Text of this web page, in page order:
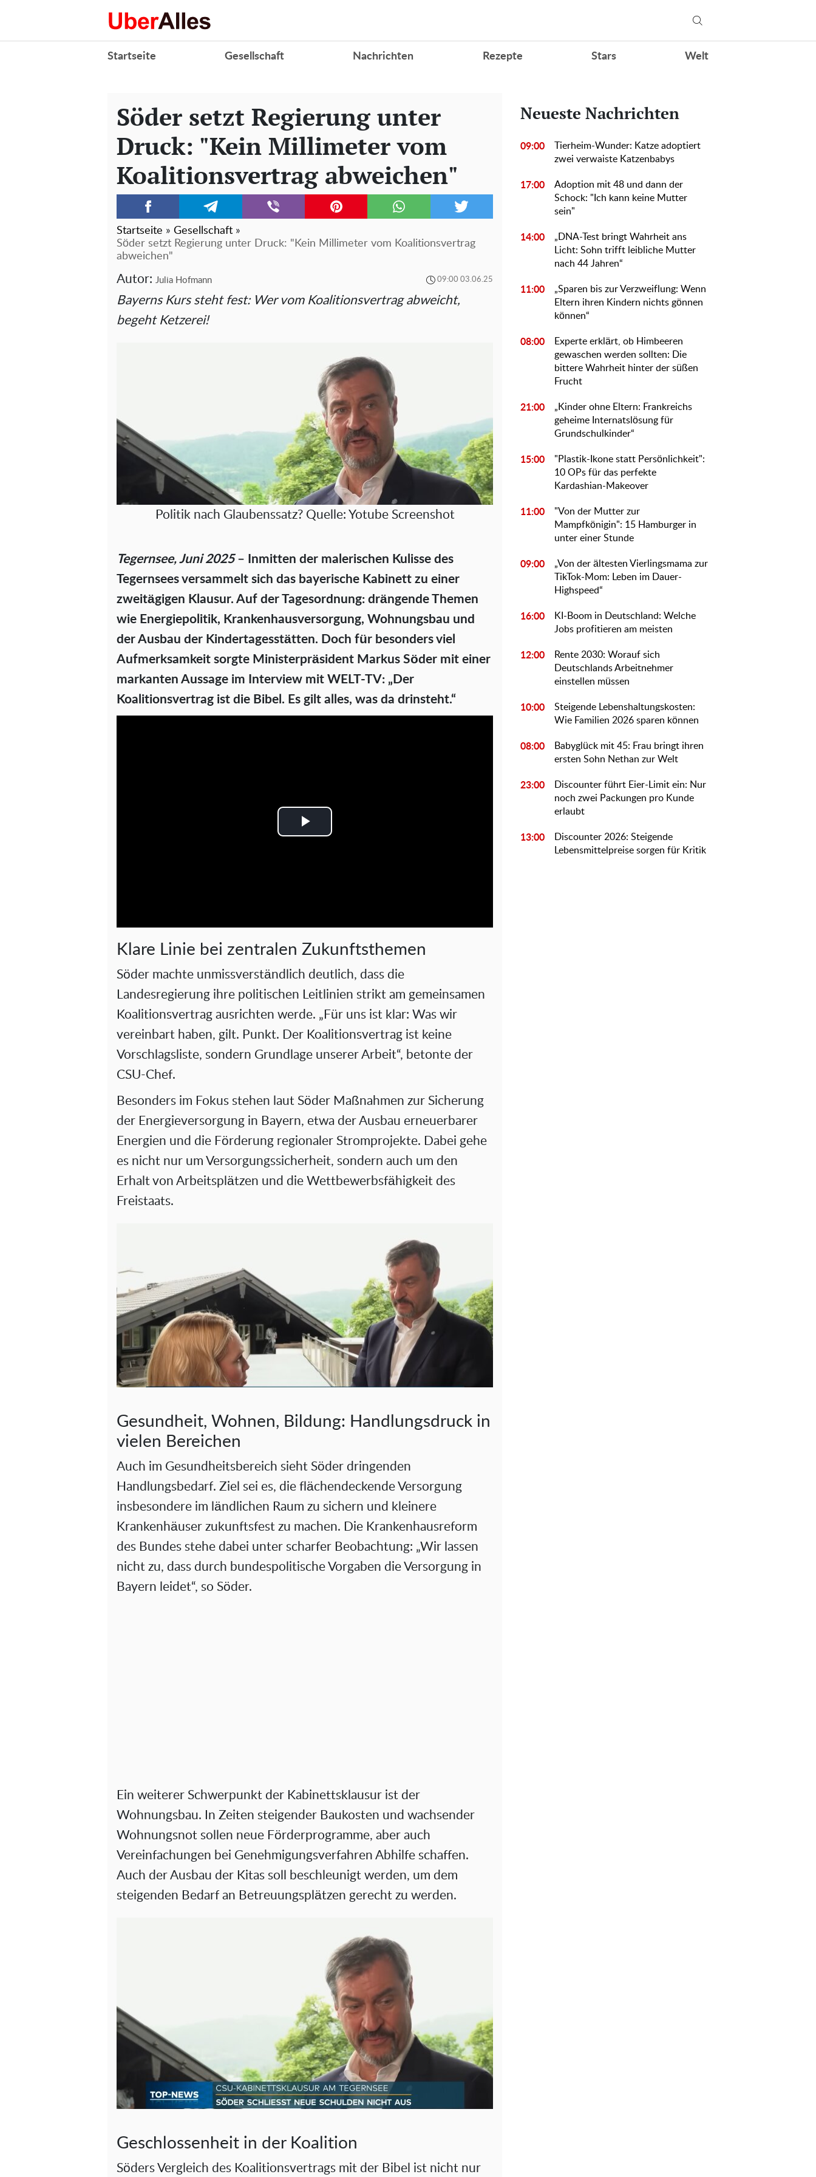
Startseite Gesellschaft Nachrichten Rezepte Stars Welt
Söder setzt Regierung unter
Druck: "Kein Millimeter vom
Koalitionsvertrag abweichen"
Startseite » Gesellschaft »
Söder setzt Regierung unter Druck: "Kein Millimeter vom Koalitionsvertrag
abweichen"
Autor: Julia Hofmann 09:00 03.06.25
Bayerns Kurs steht fest: Wer vom Koalitionsvertrag abweicht,
begeht Ketzerei!
Politik nach Glaubenssatz? Quelle: Yotube Screenshot
Tegernsee, Juni 2025– Inmitten der malerischen Kulisse des
Tegernsees versammelt sich das bayerische Kabinett zu einer
zweitägigen Klausur. Auf der Tagesordnung: drängende Themen
wie Energiepolitik, Krankenhausversorgung, Wohnungsbau und
der Ausbau der Kindertagesstätten. Doch für besonders viel
Aufmerksamkeit sorgte Ministerpräsident Markus Söder mit einer
markanten Aussage im Interview mit WELT-TV: „Der
Koalitionsvertrag ist die Bibel. Es gilt alles, was da drinsteht.“
P
V
d
e
o
Klare Linie bei zentralen Zukunftsthemen
Söder machte unmissverständlich deutlich, dass die
Landesregierung ihre politischen Leitlinien strikt am gemeinsamen
Koalitionsvertrag ausrichten werde. „Für uns ist klar: Was wir
vereinbart haben, gilt. Punkt. Der Koalitionsvertrag ist keine
Vorschlagsliste, sondern Grundlage unserer Arbeit“, betonte der
CSU-Chef.
Besonders im Fokus stehen laut Söder Maßnahmen zur Sicherung
der Energieversorgung in Bayern, etwa der Ausbau erneuerbarer
Energien und die Förderung regionaler Stromprojekte. Dabei gehe
es nicht nur um Versorgungssicherheit, sondern auch um den
Erhalt von Arbeitsplätzen und die Wettbewerbsfähigkeit des
Freistaats.
Gesundheit, Wohnen, Bildung: Handlungsdruck in
vielen Bereichen
Auch im Gesundheitsbereich sieht Söder dringenden
Handlungsbedarf. Ziel sei es, die flächendeckende Versorgung
insbesondere im ländlichen Raum zu sichern und kleinere
Krankenhäuser zukunftsfest zu machen. Die Krankenhausreform
des Bundes stehe dabei unter scharfer Beobachtung: „Wir lassen
nicht zu, dass durch bundespolitische Vorgaben die Versorgung in
Bayern leidet“, so Söder.
Ein weiterer Schwerpunkt der Kabinettsklausur ist der
Wohnungsbau. In Zeiten steigender Baukosten und wachsender
Wohnungsnot sollen neue Förderprogramme, aber auch
Vereinfachungen bei Genehmigungsverfahren Abhilfe schaffen.
Auch der Ausbau der Kitas soll beschleunigt werden, um dem
steigenden Bedarf an Betreuungsplätzen gerecht zu werden.
Geschlossenheit in der Koalition
Söders Vergleich des Koalitionsvertrags mit der Bibel ist nicht nur
Neueste Nachrichten
09:00
Tierheim-Wunder: Katze adoptiert
zwei verwaiste Katzenbabys
17:00
Adoption mit 48 und dann der
Schock: "Ich kann keine Mutter
sein"
14:00
„DNA-Test bringt Wahrheit ans
Licht: Sohn trifft leibliche Mutter
nach 44 Jahren“
11:00
„Sparen bis zur Verzweiflung: Wenn
Eltern ihren Kindern nichts gönnen
können“
08:00
Experte erklärt, ob Himbeeren
gewaschen werden sollten: Die
bittere Wahrheit hinter der süßen
Frucht
21:00
„Kinder ohne Eltern: Frankreichs
geheime Internatslösung für
Grundschulkinder“
15:00
"Plastik-Ikone statt Persönlichkeit":
10 OPs für das perfekte
Kardashian-Makeover
11:00
"Von der Mutter zur
Mampfkönigin": 15 Hamburger in
unter einer Stunde
09:00
„Von der ältesten Vierlingsmama zur
TikTok-Mom: Leben im Dauer-
Highspeed“
16:00
KI-Boom in Deutschland: Welche
Jobs profitieren am meisten
12:00
Rente 2030: Worauf sich
Deutschlands Arbeitnehmer
einstellen müssen
10:00
Steigende Lebenshaltungskosten:
Wie Familien 2026 sparen können
08:00
Babyglück mit 45: Frau bringt ihren
ersten Sohn Nethan zur Welt
23:00
Discounter führt Eier-Limit ein: Nur
noch zwei Packungen pro Kunde
erlaubt
13:00
Discounter 2026: Steigende
Lebensmittelpreise sorgen für Kritik